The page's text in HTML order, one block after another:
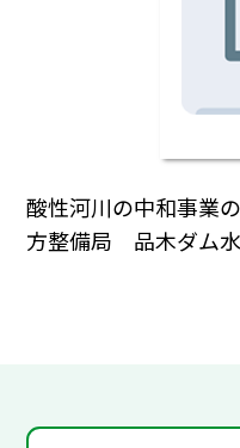
酸性河川の中和事業
方整備局 品木ダム